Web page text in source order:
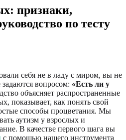
признаки,
по тесту
себя не в ладу с миром, вы не
вопросом: «Есть ли у
объясняет распространенные
показывает, как понять свой
способы процветания. Мы
аутизм у взрослых и
В качестве первого шага вы
с помощью нашего инструмента